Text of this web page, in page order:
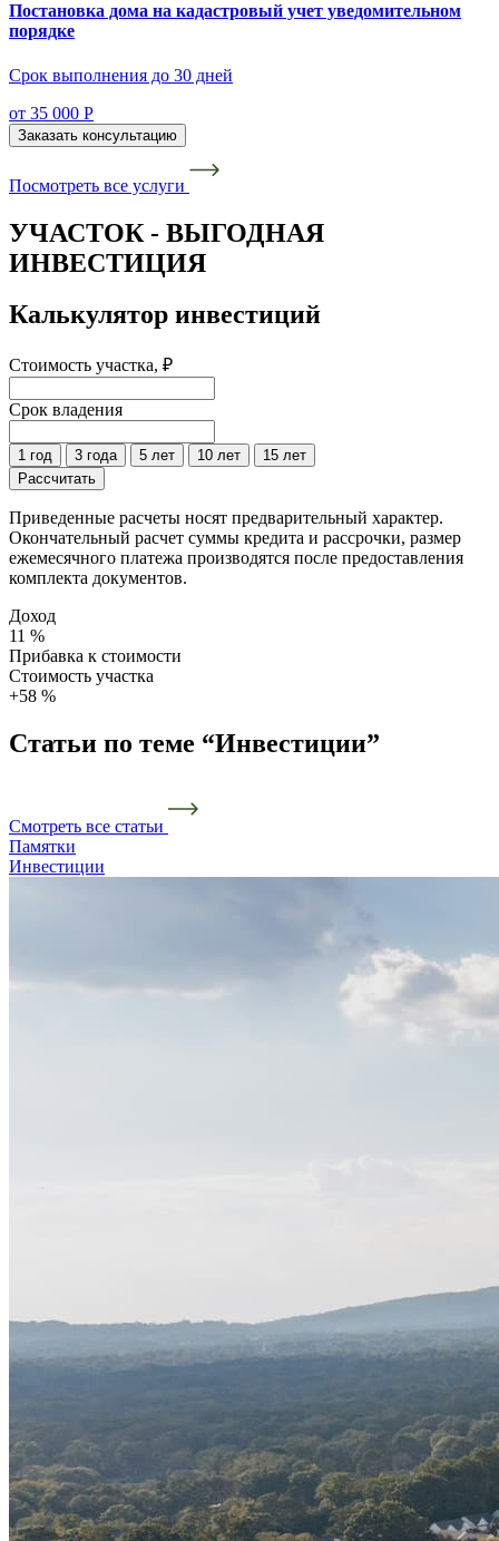
Постановка дома на кадастровый учет уведомительном
порядке
Срок выполнения до 30 дней
от 35 000 Р
Заказать консультацию
Посмотреть все услуги
УЧАСТОК - ВЫГОДНАЯ
ИНВЕСТИЦИЯ
Калькулятор инвестиций
Стоимость участка, ₽
Срок владения
1 год 3 года 5 лет 10 лет
15 лет
Рассчитать
Приведенные расчеты носят предварительный характер.
Окончательный расчет суммы кредита и рассрочки, размер
ежемесячного платежа производятся после предоставления
комплекта документов.
Доход
11 %
Прибавка к стоимости
Стоимость участка
+58 %
Статьи по теме “Инвестиции”
Смотреть все статьи
Памятки
Инвестиции